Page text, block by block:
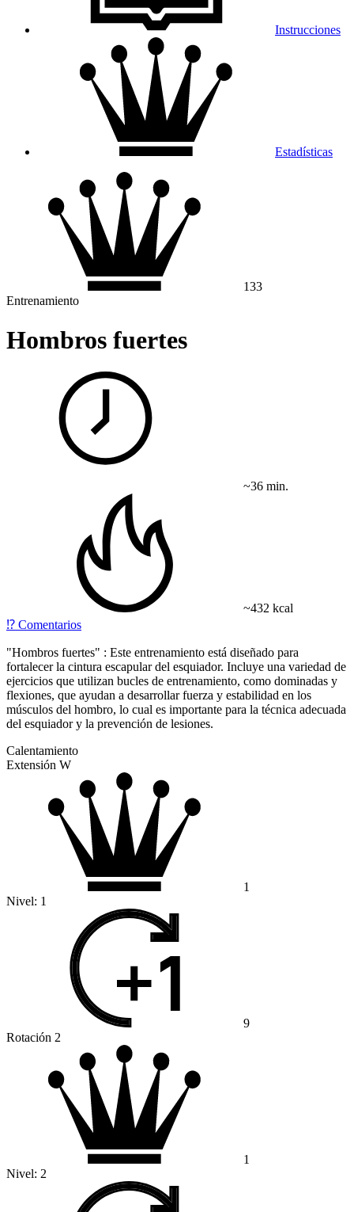
Instrucciones
Estadísticas
133
Entrenamiento
Hombros fuertes
~36 min.
~432 kcal
⁉️ Comentarios
"Hombros fuertes" : Este entrenamiento está diseñado para
fortalecer la cintura escapular del esquiador. Incluye una variedad de
ejercicios que utilizan bucles de entrenamiento, como dominadas y
flexiones, que ayudan a desarrollar fuerza y estabilidad en los
músculos del hombro, lo cual es importante para la técnica adecuada
del esquiador y la prevención de lesiones.
Calentamiento
Extensión W
1
Nivel: 1
9
Rotación 2
1
Nivel: 2